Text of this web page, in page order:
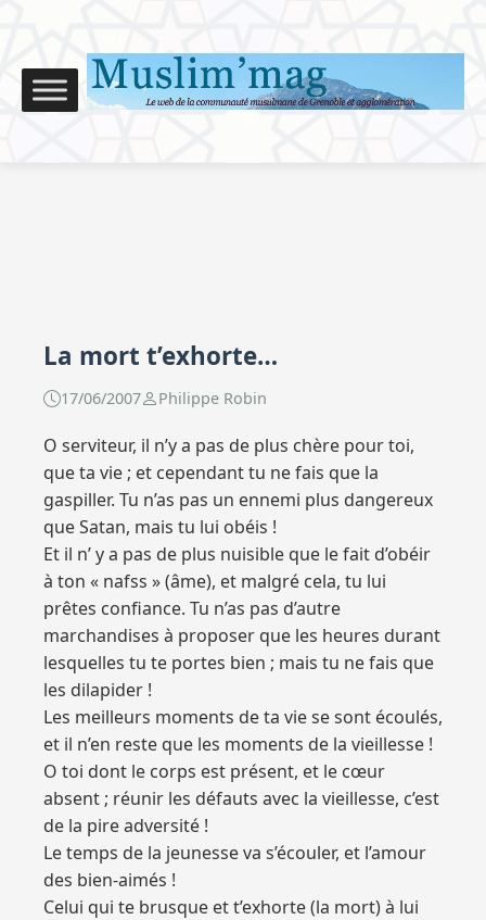
La mort t’exhorte…
17/06/2007 Philippe Robin
O serviteur, il n’y a pas de plus chère pour toi,
que ta vie ; et cependant tu ne fais que la
gaspiller. Tu n’as pas un ennemi plus dangereux
que Satan, mais tu lui obéis !
Et il n’ y a pas de plus nuisible que le fait d’obéir
à ton « nafss » (âme), et malgré cela, tu lui
prêtes confiance. Tu n’as pas d’autre
marchandises à proposer que les heures durant
lesquelles tu te portes bien ; mais tu ne fais que
les dilapider !
Les meilleurs moments de ta vie se sont écoulés,
et il n’en reste que les moments de la vieillesse !
O toi dont le corps est présent, et le cœur
absent ; réunir les défauts avec la vieillesse, c’est
de la pire adversité !
Le temps de la jeunesse va s’écouler, et l’amour
des bien-aimés !
Celui qui te brusque et t’exhorte (la mort) à lui